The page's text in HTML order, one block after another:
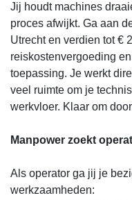
Jij houdt machines
proces afwijkt. Ga aan
Utrecht en verdien tot €
reiskostenvergoeding
toepassing. Je werkt
veel ruimte om je
werkvloer. Klaar om
Manpower zoekt
Als operator ga jij je
werkzaamheden: